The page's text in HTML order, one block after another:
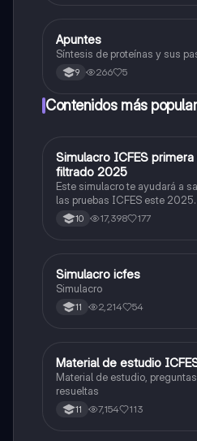
Biologia
Apuntes
Síntesis de proteínas y sus
9 266 5
Contenidos más
ICFES: Matemáticas
Simulacro ICFES
filtrado 2025
Este simulacro te ayudará a
las pruebas ICFES este
500/500. Y poder ser
quieras, estudiar la carrera
10 17,398 177
ICFES: Lectura Crítica
Simulacro icfes
Simulacro
11 2,214 54
ICFES: Matemáticas
Material de estudio
Material de estudio,
resueltas
11 7,154 113